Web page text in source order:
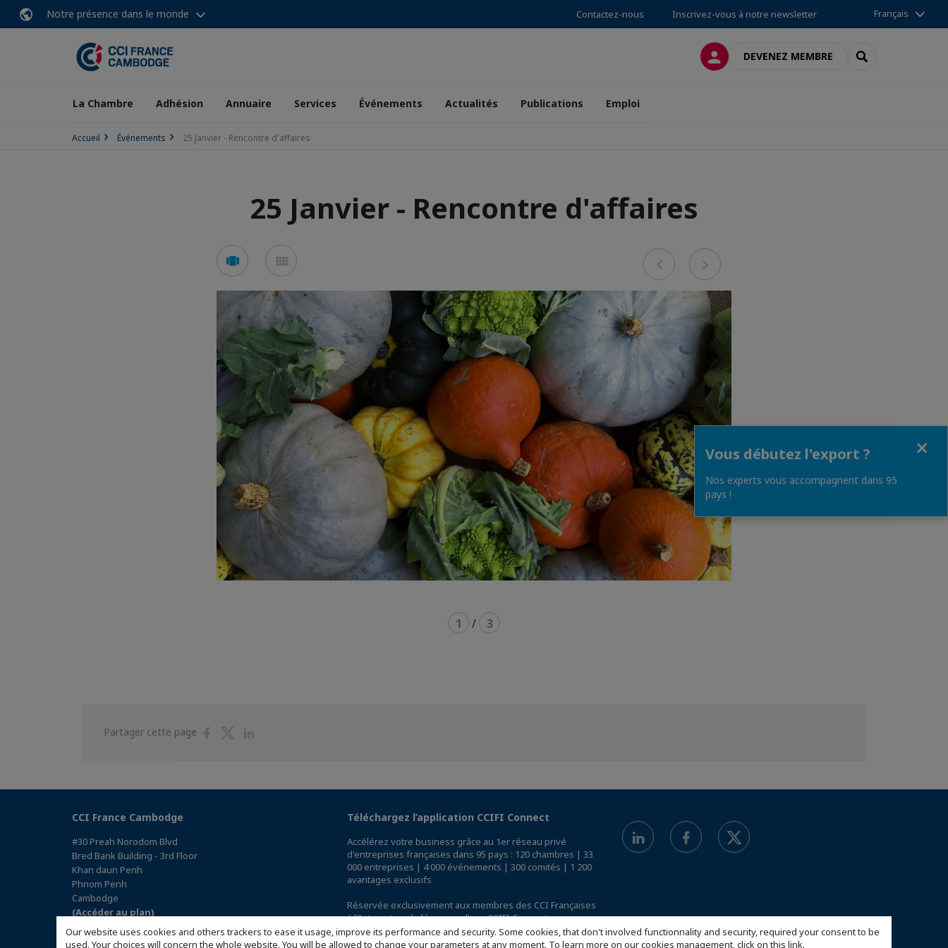
Our website uses cookies and others trackers to ease it usage, improve its performance and security. Some cookies, that don't involved functionnality and security, required your consent to be
used. Your choices will concern the whole website. You will be allowed to change your parameters at any moment. To learn more on our cookies management,click on this link.
Notre présence dans le monde Contactez-nous Inscrivez-vous à notre newsletter Français
CONNEXIONDEVENEZ MEMBRE RECHERCHER
La Chambre Adhésion Annuaire Services Événements Actualités Publications Emploi
Accueil Événements 25 Janvier - Rencontre d'affaires
25 Janvier - Rencontre d'affaires
Voir
en
carousel
en
mosaïque
Previous
1 / 3
Partager cette page
PartagerPartager
CCI France Cambodge
#30 Preah Norodom Blvd
Bred Bank Building - 3rd Floor
Khan daun Penh
Phnom Penh
Cambodge
(Accéder au plan)
Téléchargez l’application CCIFI Connect
Accélérez votre business grâce au 1er réseau privé
d'entreprises françaises dans 95 pays : 120 chambres | 33
000 entreprises | 4 000 événements | 300 comités | 1 200
avantages exclusifs
Réservée exclusivement aux membres des CCI Françaises
à l'International,découvrez l'app CCIFI Connect.
Vous débutez l'export ?
Nos experts vous accompagnent dans 95
pays !